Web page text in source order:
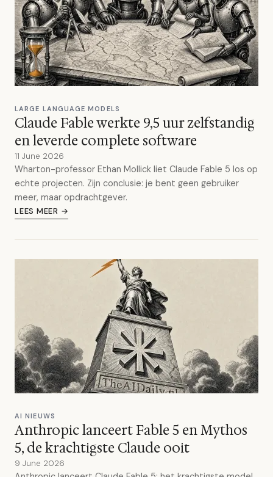
LARGE LANGUAGE MODELS
Claude Fable werkte 9,5 uur zelfstandig
en leverde complete software
11 June 2026
Wharton-professor Ethan Mollick liet Claude Fable 5 los op
echte projecten. Zijn conclusie: je bent geen gebruiker
meer, maar opdrachtgever.
LEES MEER →
AI NIEUWS
Anthropic lanceert Fable 5 en Mythos
5, de krachtigste Claude ooit
9 June 2026